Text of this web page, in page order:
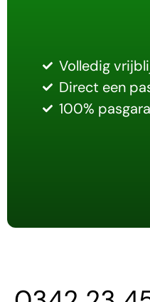
Volledig
Direct een
100%